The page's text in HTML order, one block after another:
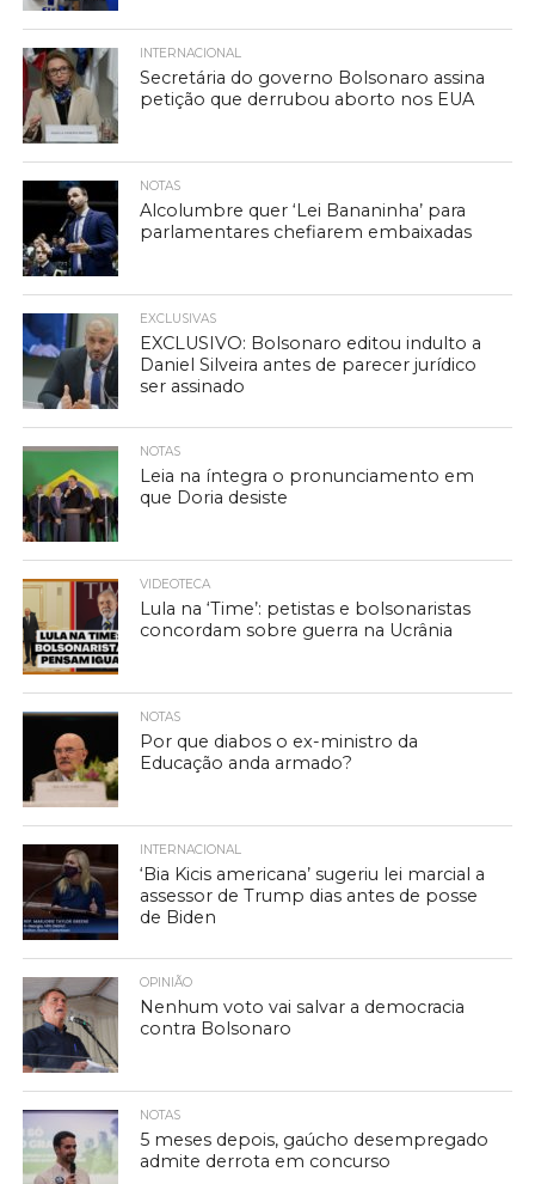
INTERNACIONAL
Secretária do governo Bolsonaro assina
petição que derrubou aborto nos EUA
NOTAS
Alcolumbre quer ‘Lei Bananinha’ para
parlamentares chefiarem embaixadas
EXCLUSIVAS
EXCLUSIVO: Bolsonaro editou indulto a
Daniel Silveira antes de parecer jurídico
ser assinado
NOTAS
Leia na íntegra o pronunciamento em
que Doria desiste
VIDEOTECA
Lula na ‘Time’: petistas e bolsonaristas
concordam sobre guerra na Ucrânia
NOTAS
Por que diabos o ex-ministro da
Educação anda armado?
INTERNACIONAL
‘Bia Kicis americana’ sugeriu lei marcial a
assessor de Trump dias antes de posse
de Biden
OPINIÃO
Nenhum voto vai salvar a democracia
contra Bolsonaro
NOTAS
5 meses depois, gaúcho desempregado
admite derrota em concurso